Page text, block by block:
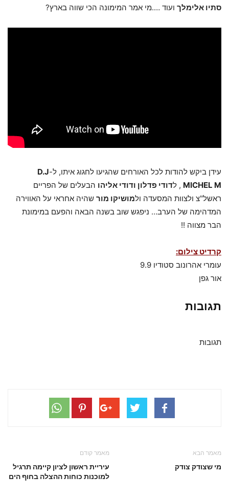
סתיו אלימלך ועוד ….מי אמר המימונה הכי שווה בארץ?
עידן ביקש להודות לכל האורחים שהגיעו לחגוג איתו, ל-D.J
MICHEL M , לדודי פדלון ודודי אליהו הבעלים של הפריים
ראשל"צ ולצוות המסעדה ולמושיקו מור שהיה אחראי על האווירה
המדהימה של הערב… ניפגש שוב בשנה הבאה והפעם במימונת
הבר מצווה !!
קרדיט צילום:
עומרי אהרונוב סטודיו 9.9
אור גפן
תגובות
תגובות
מאמר קודם
עיריית ראשון לציון קיימה תרגיל
למוכנות כוחות ההצלה בחוף הים
מאמר הבא
מי שצודק צודק